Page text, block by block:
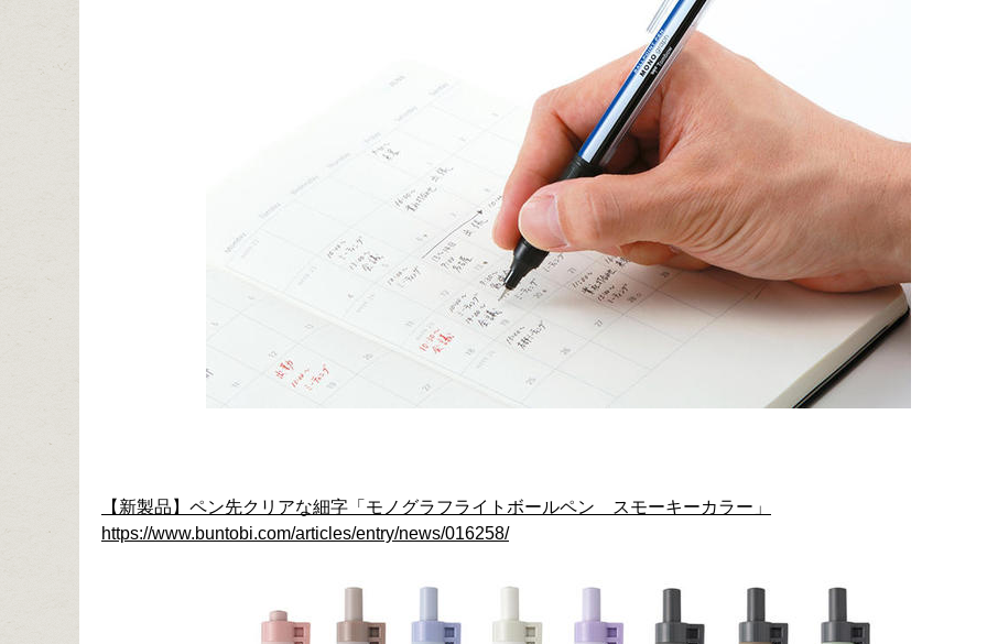
【新製品】ペン先クリアな細字「モノグラフライトボールペン スモーキーカラー」
https://www.buntobi.com/articles/entry/news/016258/